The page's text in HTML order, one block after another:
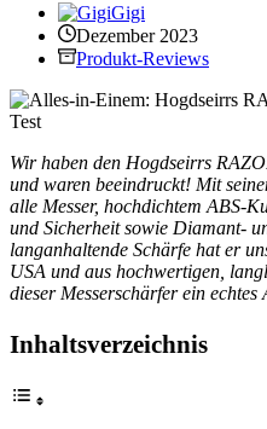
Gigi
Dezember 2023
Produkt-Reviews
Wir haben den Hogdseirrs
und waren beeindruckt! Mit
alle Messer, hochdichtem ABS-
und Sicherheit sowie Diamant-
langanhaltende Schärfe hat er
USA und aus hochwertigen,
dieser Messerschärfer ein
Inhaltsverzeichnis